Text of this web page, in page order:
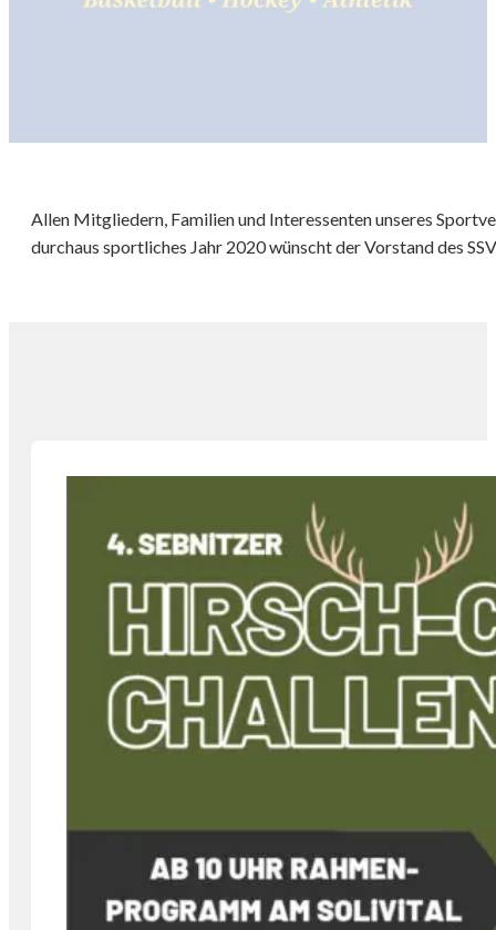
Allen Mitgliedern, Familien und Interessenten unseres
durchaus sportliches Jahr 2020 wünscht der Vorstand des